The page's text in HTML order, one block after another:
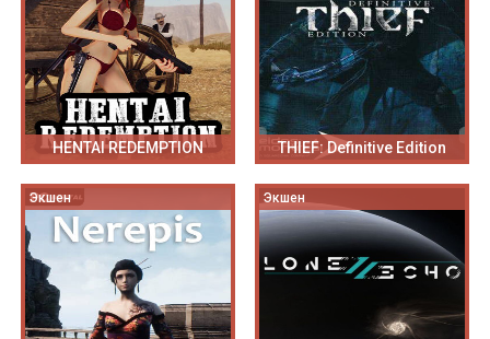
HENTAI REDEMPTION THIEF: Definitive Edition
Экшен Экшен